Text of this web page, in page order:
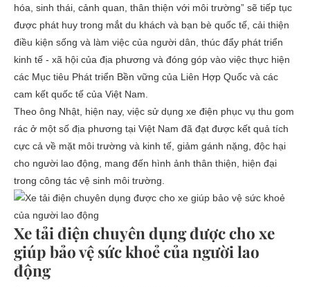
hóa, sinh thái, cảnh quan, thân thiện với môi trường” sẽ tiếp tục
được phát huy trong mắt du khách và bạn bè quốc tế, cải thiện
điều kiện sống và làm việc của người dân, thúc đẩy phát triển
kinh tế - xã hội của địa phương và đóng góp vào việc thực hiện
các Mục tiêu Phát triển Bền vững của Liên Hợp Quốc và các
cam kết quốc tế của Việt Nam.
Theo ông Nhật, hiện nay, việc sử dụng xe điện phục vụ thu gom
rác ở một số địa phương tại Việt Nam đã đạt được kết quả tích
cực cả về mặt môi trường và kinh tế, giảm gánh nặng, độc hại
cho người lao động, mang đến hình ảnh thân thiện, hiện đại
trong công tác vệ sinh môi trường.
Xe tải điện chuyên dụng được cho xe
giúp bảo vệ sức khoẻ của người lao
động